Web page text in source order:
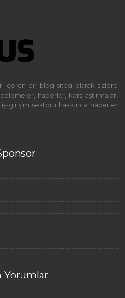
içeren bir blog sitesi olarak sizlere
haberler, karşılaştırmalar,
girişim sektörü hakkında haberler
Yorumlar